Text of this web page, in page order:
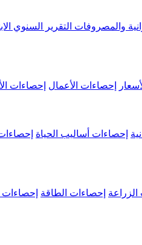
والمصروفات التقرير السنوي
إحصاءات الأعمال إحصاءات
إحصاءات أساليب الحياة
إحصاءات الطاقة إحصاءات